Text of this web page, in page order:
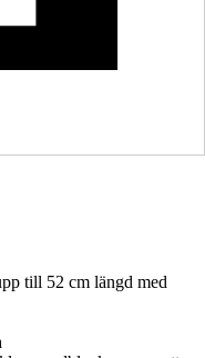
till 52 cm längd med